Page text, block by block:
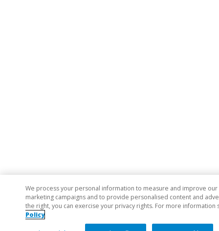
We process your personal information to measure and improve our
marketing campaigns and to provide personalised content and
the right, you can exercise your privacy rights. For more information
Policy